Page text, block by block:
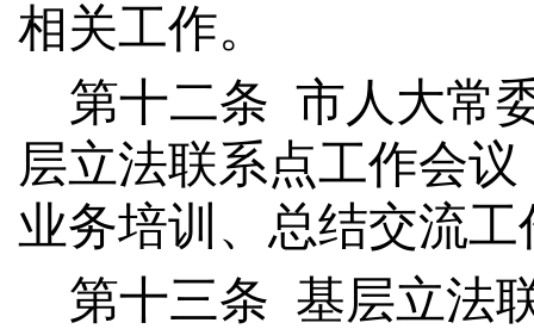
相关工作。
第十二条 市人大常
层立法联系点工作会
业务培训、总结交流工
第十三条 基层立法